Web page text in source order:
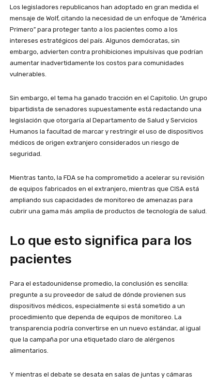
Los legisladores republicanos han adoptado en gran medida el
mensaje de Wolf, citando la necesidad de un enfoque de “América
Primero” para proteger tanto a los pacientes como a los
intereses estratégicos del país. Algunos demócratas, sin
embargo, advierten contra prohibiciones impulsivas que podrían
aumentar inadvertidamente los costos para comunidades
vulnerables.
Sin embargo, el tema ha ganado tracción en el Capitolio. Un grupo
bipartidista de senadores supuestamente está redactando una
legislación que otorgaría al Departamento de Salud y Servicios
Humanos la facultad de marcar y restringir el uso de dispositivos
médicos de origen extranjero considerados un riesgo de
seguridad.
Mientras tanto, la FDA se ha comprometido a acelerar su revisión
de equipos fabricados en el extranjero, mientras que CISA está
ampliando sus capacidades de monitoreo de amenazas para
cubrir una gama más amplia de productos de tecnología de salud.
Lo que esto significa para los
pacientes
Para el estadounidense promedio, la conclusión es sencilla:
pregunte a su proveedor de salud de dónde provienen sus
dispositivos médicos, especialmente si está sometido a un
procedimiento que dependa de equipos de monitoreo. La
transparencia podría convertirse en un nuevo estándar, al igual
que la campaña por una etiquetado claro de alérgenos
alimentarios.
Y mientras el debate se desata en salas de juntas y cámaras